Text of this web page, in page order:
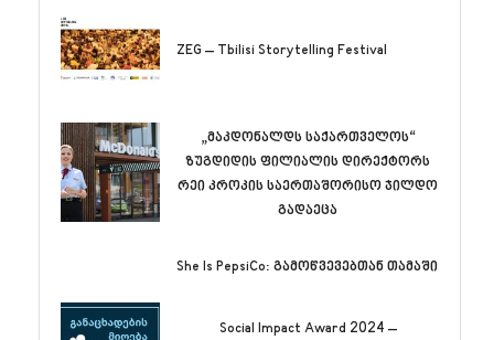
ZEG – Tbilisi Storytelling Festival
„მაკდონალდს საქართველოს“
ზუგდიდის ფილიალის დირექტორს
რეი კროკის საერთაშორისო ჯილდო
გადაეცა
She Is PepsiCo: გამოწვევებთან თამაში
Social Impact Award 2024 –